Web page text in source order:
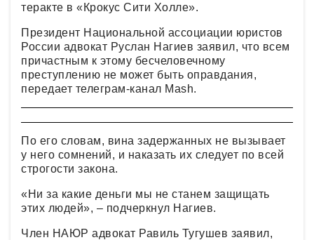
теракте в «Крокус Сити Холле».
Президент Национальной ассоциации юристов
России адвокат Руслан Нагиев заявил, что всем
причастным к этому бесчеловечному
преступлению не может быть оправдания,
передает телеграм-канал Mash.
По его словам, вина задержанных не вызывает
у него сомнений, и наказать их следует по всей
строгости закона.
«Ни за какие деньги мы не станем защищать
этих людей», – подчеркнул Нагиев.
Член НАЮР адвокат Равиль Тугушев заявил,